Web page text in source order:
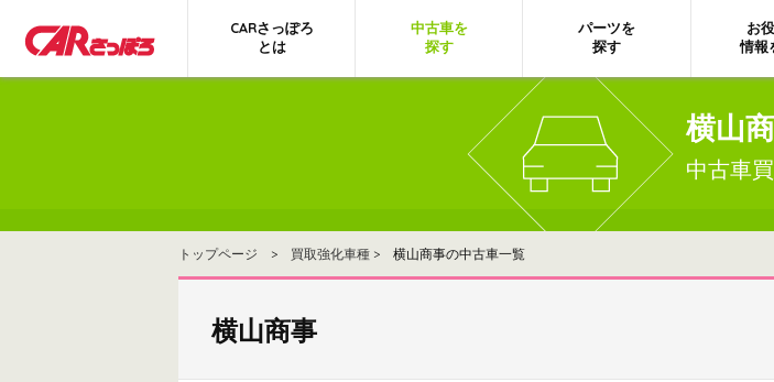
CARさっぽろ
とは
中古車を
探す
パーツを
探す
お
情報
横山
中古車
トップページ > 買取強化車種 > 横山商事の中古車一覧
横山商事